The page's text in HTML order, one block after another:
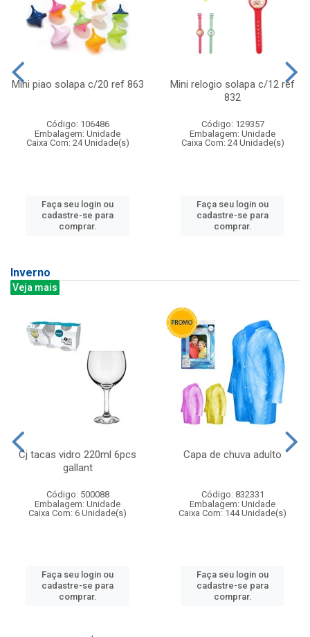
Mini piao solapa c/20 ref 863
Código: 106486
Embalagem: Unidade
Caixa Com: 24 Unidade(s)
Faça seu login ou
cadastre-se para
comprar.
Mini relogio solapa c/12 ref
832
Código: 129357
Embalagem: Unidade
Caixa Com: 24 Unidade(s)
Faça seu login ou
cadastre-se para
comprar.
Inverno
Veja mais
Cj tacas vidro 220ml 6pcs
gallant
Código: 500088
Embalagem: Unidade
Caixa Com: 6 Unidade(s)
Faça seu login ou
cadastre-se para
comprar.
Capa de chuva adulto
Código: 832331
Embalagem: Unidade
Caixa Com: 144 Unidade(s)
Faça seu login ou
cadastre-se para
comprar.